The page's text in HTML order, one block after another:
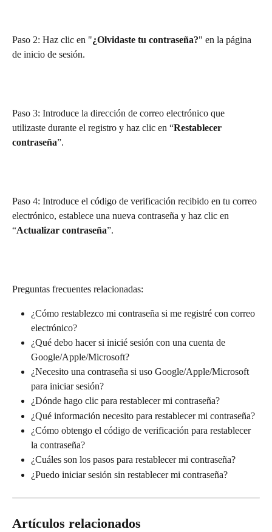
Paso 2: Haz clic en "¿Olvidaste tu contraseña?" en la página
de inicio de sesión.
Paso 3: Introduce la dirección de correo electrónico que
utilizaste durante el registro y haz clic en “Restablecer
contraseña”.
Paso 4: Introduce el código de verificación recibido en tu correo
electrónico, establece una nueva contraseña y haz clic en
“Actualizar contraseña”.
Preguntas frecuentes relacionadas:
¿Cómo restablezco mi contraseña si me registré con correo
electrónico?
¿Qué debo hacer si inicié sesión con una cuenta de
Google/Apple/Microsoft?
¿Necesito una contraseña si uso Google/Apple/Microsoft
para iniciar sesión?
¿Dónde hago clic para restablecer mi contraseña?
¿Qué información necesito para restablecer mi contraseña?
¿Cómo obtengo el código de verificación para restablecer
la contraseña?
¿Cuáles son los pasos para restablecer mi contraseña?
¿Puedo iniciar sesión sin restablecer mi contraseña?
Artículos relacionados